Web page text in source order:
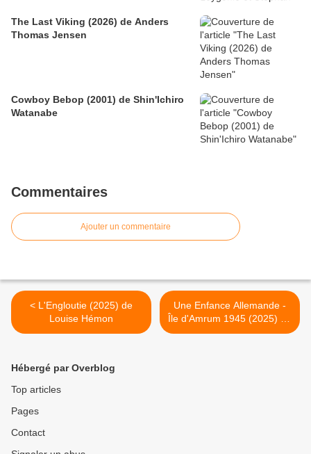
The Last Viking (2026) de Anders
Thomas Jensen
Cowboy Bebop (2001) de Shin'Ichiro
Watanabe
Commentaires
Ajouter un commentaire
< L'Engloutie (2025) de
Louise Hémon
Une Enfance Allemande -
Île d'Amrum 1945 (2025) de
Fatih Akin >
Hébergé par Overblog
Top articles
Pages
Contact